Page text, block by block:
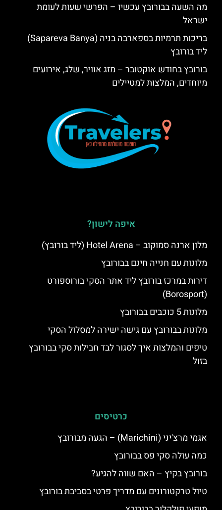
מה השעה בבורובץ עכשיו – הפרשי שעות לעומת
ישראל
בריכות תרמיות בספארבה בניה (Sapareva Banya)
ליד בורובץ
בורובץ בחודש אוקטובר – מזג אוויר, שלג, אירועים
מיוחדים, המלצות למטיילים
איפה לישון?
מלון ארנה סמוקוב – Hotel Arena (ליד בורובץ)
מלונות עם חנייה חינם בבורובץ
דירות במרכז בורובץ ליד אתר הסקי בורוספורט
(Borosport)
מלונות 5 כוכבים בבורובץ
מלונות בבורובץ עם גישה ישירה למסלול הסקי
טיפים והמלצות איך לסגור לבד חבילות סקי בבורובץ
בזול
כרטיסים
אגמי מרצ'יני (Marichini) – הגעה מבורובץ
כמה עולה סקי פס בבורובץ
בורובץ בקיץ – האם שווה להגיע?
טיול טרקטורונים עם מדריך פרטי בסביבת בורובץ